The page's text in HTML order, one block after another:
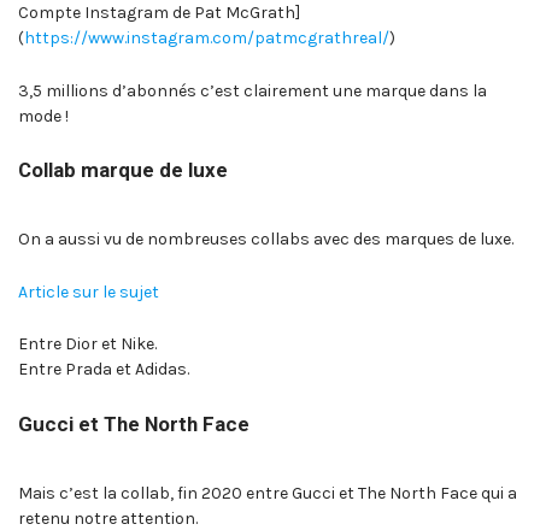
Compte Instagram de Pat McGrath]
(https://www.instagram.com/patmcgrathreal/)
3,5 millions d’abonnés c’est clairement une marque dans la
mode !
Collab marque de luxe
On a aussi vu de nombreuses collabs avec des marques de luxe.
Article sur le sujet
Entre Dior et Nike.
Entre Prada et Adidas.
Gucci et The North Face
Mais c’est la collab, fin 2020 entre Gucci et The North Face qui a
retenu notre attention.